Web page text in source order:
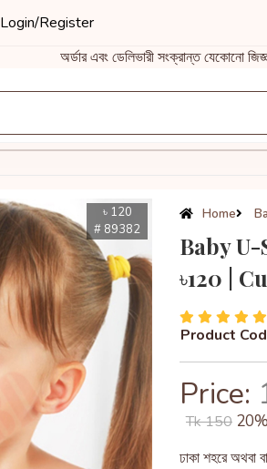
Login/Register
অর্ডার এবং ডেলিভারী সংক্রান্ত যেকোনো
৳ 120
# 89382
Home
Baby
৳120 |
Product
Price:
Tk 150
ঢাকা শহরে অথবা